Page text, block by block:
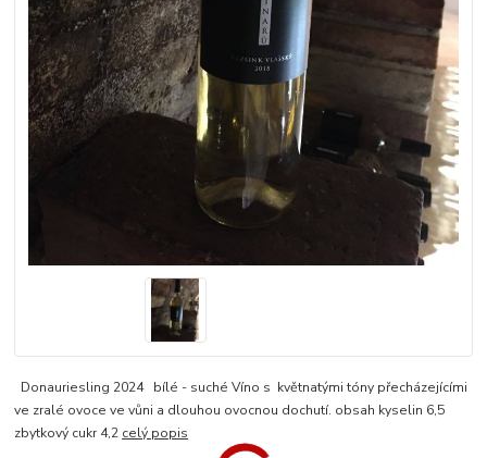
Donauriesling 2024 bílé - suché Víno s květnatými tóny přecházejícími
ve zralé ovoce ve vůni a dlouhou ovocnou dochutí. obsah kyselin 6,5
zbytkový cukr 4,2 celý popis